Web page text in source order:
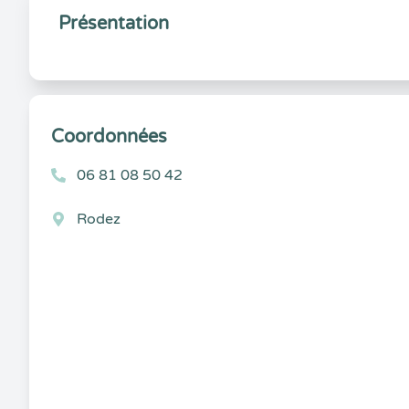
Présentation
Coordonnées
06 81 08 50 42
Rodez